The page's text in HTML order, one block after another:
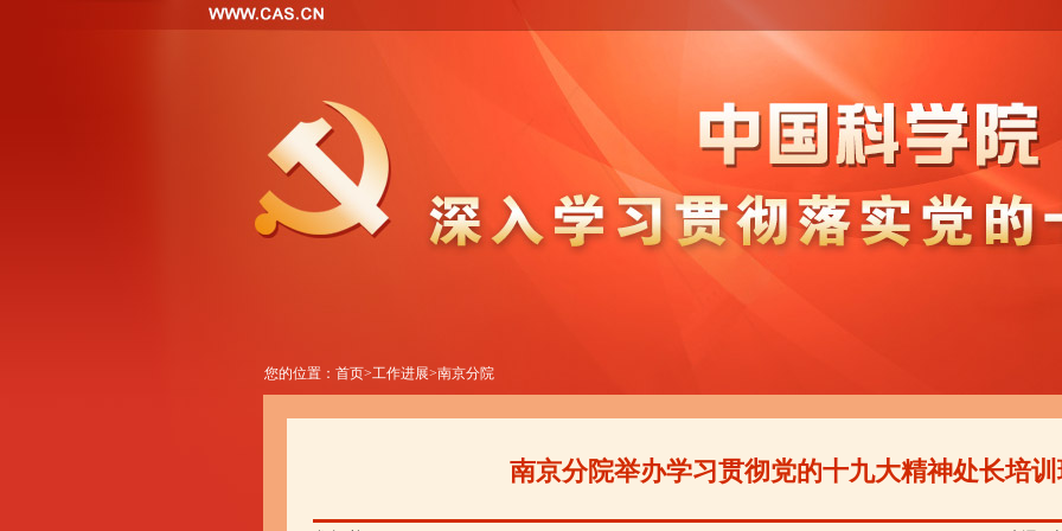
您的位置： 首页>工作进展>南京分院
南京分院举办学习贯彻党的十九大精神处长培